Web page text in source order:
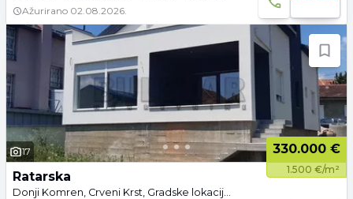
Ažurirano 02.08.2026.
17 330.000 €
1.500 €/m²
Ratarska
Donji Komren, Crveni Krst, Gradske lokacije, Niš